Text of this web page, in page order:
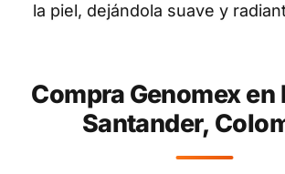
la piel, dejándola suave y
Compra Genomex en
Santander,